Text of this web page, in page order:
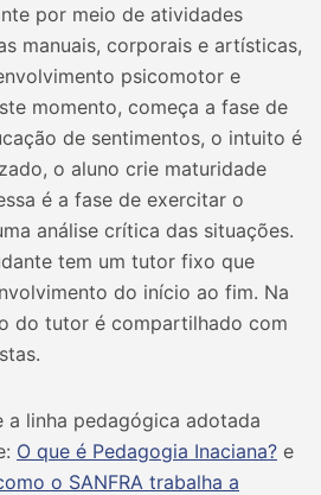
por meio de atividades
manuais, corporais e artísticas,
psicomotor e
momento, começa a fase de
de sentimentos, o intuito é
o aluno crie maturidade
é a fase de exercitar o
análise crítica das situações.
tem um tutor fixo que
do início ao fim. Na
do tutor é compartilhado com
a linha pedagógica adotada
O que é Pedagogia Inaciana? e
o SANFRA trabalha a